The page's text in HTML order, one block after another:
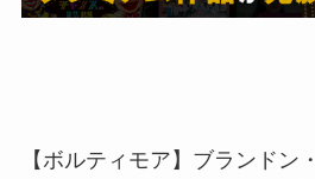
【ボルティモア】ブランドン